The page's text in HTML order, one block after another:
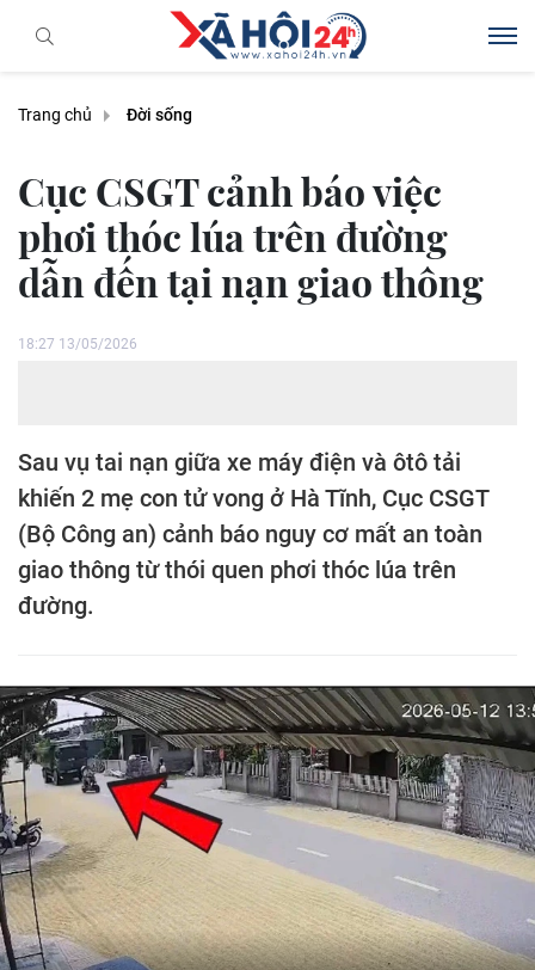
Trang chủ Đời sống
Cục CSGT cảnh báo việc
phơi thóc lúa trên đường
dẫn đến tại nạn giao thông
18:27 13/05/2026
Sau vụ tai nạn giữa xe máy điện và ôtô tải
khiến 2 mẹ con tử vong ở Hà Tĩnh, Cục CSGT
(Bộ Công an) cảnh báo nguy cơ mất an toàn
giao thông từ thói quen phơi thóc lúa trên
đường.